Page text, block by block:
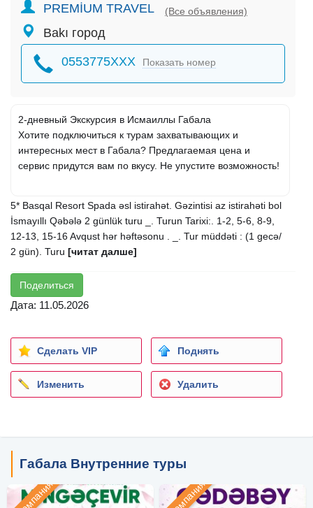
PREMİUM TRAVEL (Все объявления)
Bakı город
0553775XXX Показать номер
2-дневный Экскурсия в Исмаиллы Габала
Хотите подключиться к турам захватывающих и
интересных мест в Габала? Предлагаемая цена и
сервис придутся вам по вкусу. Не упустите возможность!
5* Basqal Resort Spada əsl istirahət. Gəzintisi az istirahəti bol
İsmayıllı Qəbələ 2 günlük turu _. Turun Tarixi:. 1-2, 5-6, 8-9,
12-13, 15-16 Avqust hər həftəsonu . _. Tur müddəti : (1 gecə/
2 gün). Turu [читат далше]
Поделиться
Дата: 11.05.2026
Сделать VIP Поднять
Изменить Удалить
Габала Внутренние туры
Компания Компания